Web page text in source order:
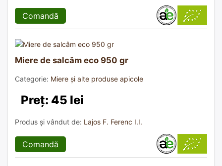
Comandă
Miere de salcâm eco 950 gr
Categorie: Miere și alte produse apicole
Preț: 45 lei
Produs și vândut de: Lajos F. Ferenc I.I.
Comandă